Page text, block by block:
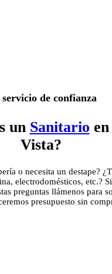
de confianza
un Sanitario
Vista?
o necesita un destape?
electrodomésticos, etc.?
preguntas llámenos para
presupuesto sin